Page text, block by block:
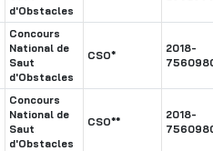
d'Obstacles
Concours
National de
Saut
d'Obstacles
CSO*
2018-
Concours
National de
Saut
d'Obstacles
CSO**
2018-